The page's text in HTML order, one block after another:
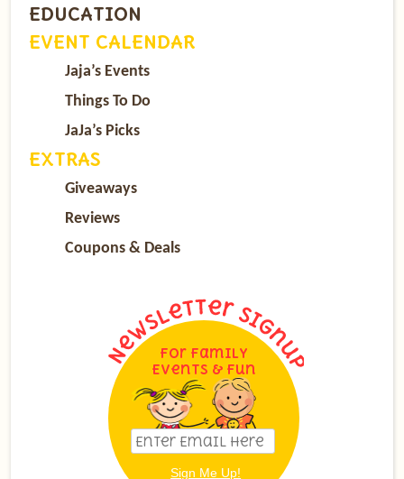
EDUCATION
EVENT CALENDAR
Jaja’s Events
Things To Do
JaJa’s Picks
EXTRAS
Giveaways
Reviews
Coupons & Deals
For Family
Events & Fun